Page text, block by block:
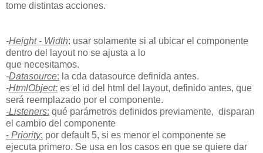
tome distintas acciones.
-Height - Width: usar solamente si al ubicar el componente
dentro del layout no se ajusta a lo
que necesitamos.
-Datasource: la cda datasource definida antes.
-HtmlObject: es el id del html del layout, definido antes, que
será reemplazado por el componente.
-Listeners: qué parámetros definidos previamente, disparan
el cambio del componente
- Priority: por default 5, si es menor el componente se
ejecuta primero. Se usa en los casos en que se quiere dar